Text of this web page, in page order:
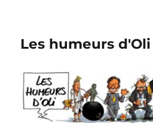
Les humeurs d'Oli